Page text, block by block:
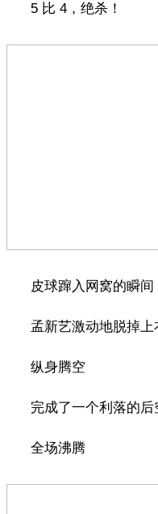
5 比 4，绝杀！
皮球蹿入网窝的瞬间
孟新艺激动地脱掉上
纵身腾空
完成了一个利落的后
全场沸腾